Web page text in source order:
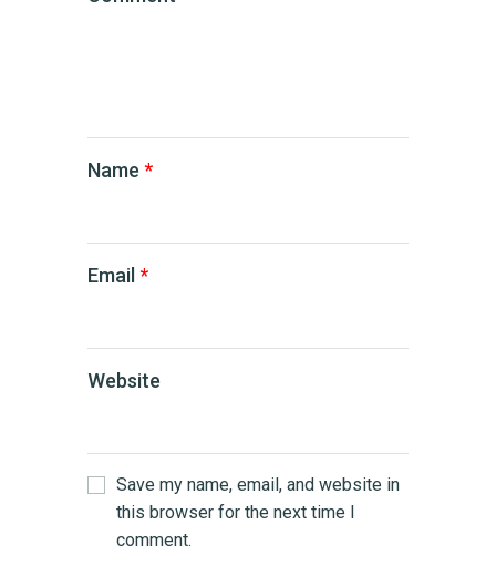
Name *
Email *
Website
Save my name, email, and website in
this browser for the next time I
comment.